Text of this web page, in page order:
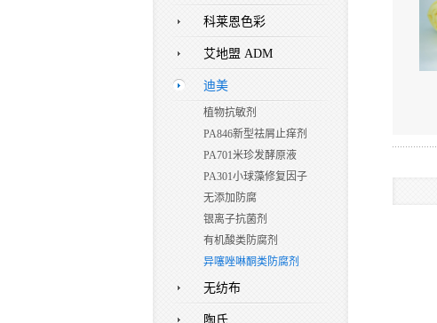
科莱恩色彩
艾地盟 ADM
迪美
植物抗敏剂
PA846新型祛屑止痒剂
PA701米珍发酵原液
PA301小球藻修复因子
无添加防腐
银离子抗菌剂
有机酸类防腐剂
异噻唑啉酮类防腐剂
无纺布
陶氏